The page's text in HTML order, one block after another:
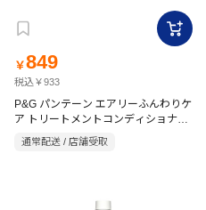
￥849
税込￥933
P&G パンテーン エアリーふんわりケ
ア トリートメントコンディショナー
詰替用 特大 860g
通常配送 / 店舗受取